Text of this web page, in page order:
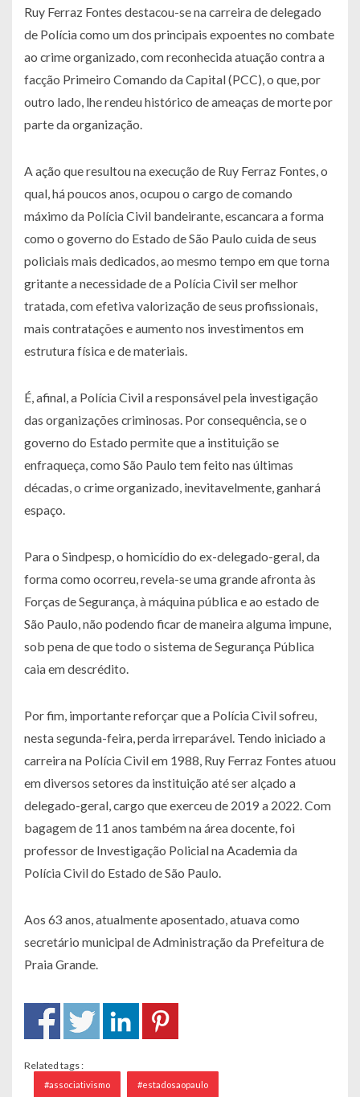
Ruy Ferraz Fontes destacou-se na carreira de delegado
de Polícia como um dos principais expoentes no combate
ao crime organizado, com reconhecida atuação contra a
facção Primeiro Comando da Capital (PCC), o que, por
outro lado, lhe rendeu histórico de ameaças de morte por
parte da organização.
A ação que resultou na execução de Ruy Ferraz Fontes, o
qual, há poucos anos, ocupou o cargo de comando
máximo da Polícia Civil bandeirante, escancara a forma
como o governo do Estado de São Paulo cuida de seus
policiais mais dedicados, ao mesmo tempo em que torna
gritante a necessidade de a Polícia Civil ser melhor
tratada, com efetiva valorização de seus profissionais,
mais contratações e aumento nos investimentos em
estrutura física e de materiais.
É, afinal, a Polícia Civil a responsável pela investigação
das organizações criminosas. Por consequência, se o
governo do Estado permite que a instituição se
enfraqueça, como São Paulo tem feito nas últimas
décadas, o crime organizado, inevitavelmente, ganhará
espaço.
Para o Sindpesp, o homicídio do ex-delegado-geral, da
forma como ocorreu, revela-se uma grande afronta às
Forças de Segurança, à máquina pública e ao estado de
São Paulo, não podendo ficar de maneira alguma impune,
sob pena de que todo o sistema de Segurança Pública
caia em descrédito.
Por fim, importante reforçar que a Polícia Civil sofreu,
nesta segunda-feira, perda irreparável. Tendo iniciado a
carreira na Polícia Civil em 1988, Ruy Ferraz Fontes atuou
em diversos setores da instituição até ser alçado a
delegado-geral, cargo que exerceu de 2019 a 2022. Com
bagagem de 11 anos também na área docente, foi
professor de Investigação Policial na Academia da
Polícia Civil do Estado de São Paulo.
Aos 63 anos, atualmente aposentado, atuava como
secretário municipal de Administração da Prefeitura de
Praia Grande.
Related tags :
#associativismo #estadosaopaulo